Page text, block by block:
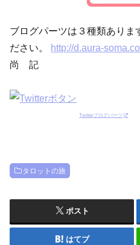
ブログパーツは３種類ありま
ださい。 http://d.aura-
尚 記
Twitterブログパーツ
タロットの旅
ポスト
はてブ